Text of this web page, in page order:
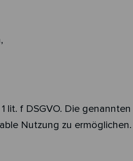
f DSGVO. Die
Nutzung zu